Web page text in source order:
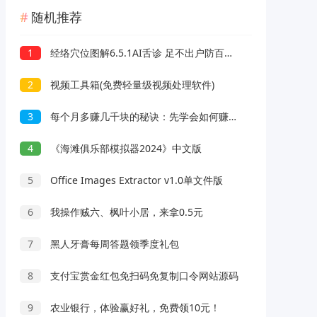
随机推荐
1 经络穴位图解6.5.1AI舌诊 足不出户防百病解锁钻石会员
2 视频工具箱(免费轻量级视频处理软件)
3 每个月多赚几千块的秘诀：先学会如何赚，再放大了干
4 《海滩俱乐部模拟器2024》中文版
5 Office Images Extractor v1.0单文件版
6 我操作贼六、枫叶小居，来拿0.5元
7 黑人牙膏每周答题领季度礼包
8 支付宝赏金红包免扫码免复制口令网站源码
9 农业银行，体验赢好礼，免费领10元！